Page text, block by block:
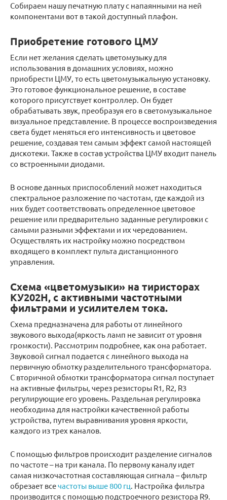
Собираем нашу печатную плату с напаянными на ней
компонентами вот в такой доступный плафон.
Приобретение готового ЦМУ
Если нет желания сделать цветомузыку для
использования в домашних условиях, можно
приобрести ЦМУ, то есть цветомузыкальную установку.
Это готовое функциональное решение, в составе
которого присутствует контроллер. Он будет
обрабатывать звук, преобразуя его в светомузыкальное
визуальное представление. В процессе воспроизведения
света будет меняться его интенсивность и цветовое
решение, создавая тем самым эффект самой настоящей
дискотеки. Также в состав устройства ЦМУ входит панель
со встроенными диодами.
В основе данных приспособлений может находиться
спектральное разложение по частотам, где каждой из
них будет соответствовать определенное цветовое
решение или предварительно заданные регулировки с
самыми разными эффектами и их чередованием.
Осуществлять их настройку можно посредством
входящего в комплект пульта дистанционного
управления.
Схема «цветомузыки» на тиристорах
КУ202Н, с активными частотными
фильтрами и усилителем тока.
Схема предназначена для работы от линейного
звукового выхода(яркость ламп не зависит от уровня
громкости). Рассмотрим подробнее, как она работает.
Звуковой сигнал подается с линейного выхода на
первичную обмотку разделительного трансформатора.
С вторичной обмотки трансформатора сигнал поступает
на активные фильтры, через резисторы R1, R2, R3
регулирующие его уровень. Раздельная регулировка
необходима для настройки качественной работы
устройства, путем выравнивания уровня яркости,
каждого из трех каналов.
С помощью фильтров происходит разделение сигналов
по частоте – на три канала. По первому каналу идет
самая низкочастотная составляющая сигнала – фильтр
обрезает всечастоты выше 800 гц. Настройка фильтра
производится с помощью подстроечного резистора R9.